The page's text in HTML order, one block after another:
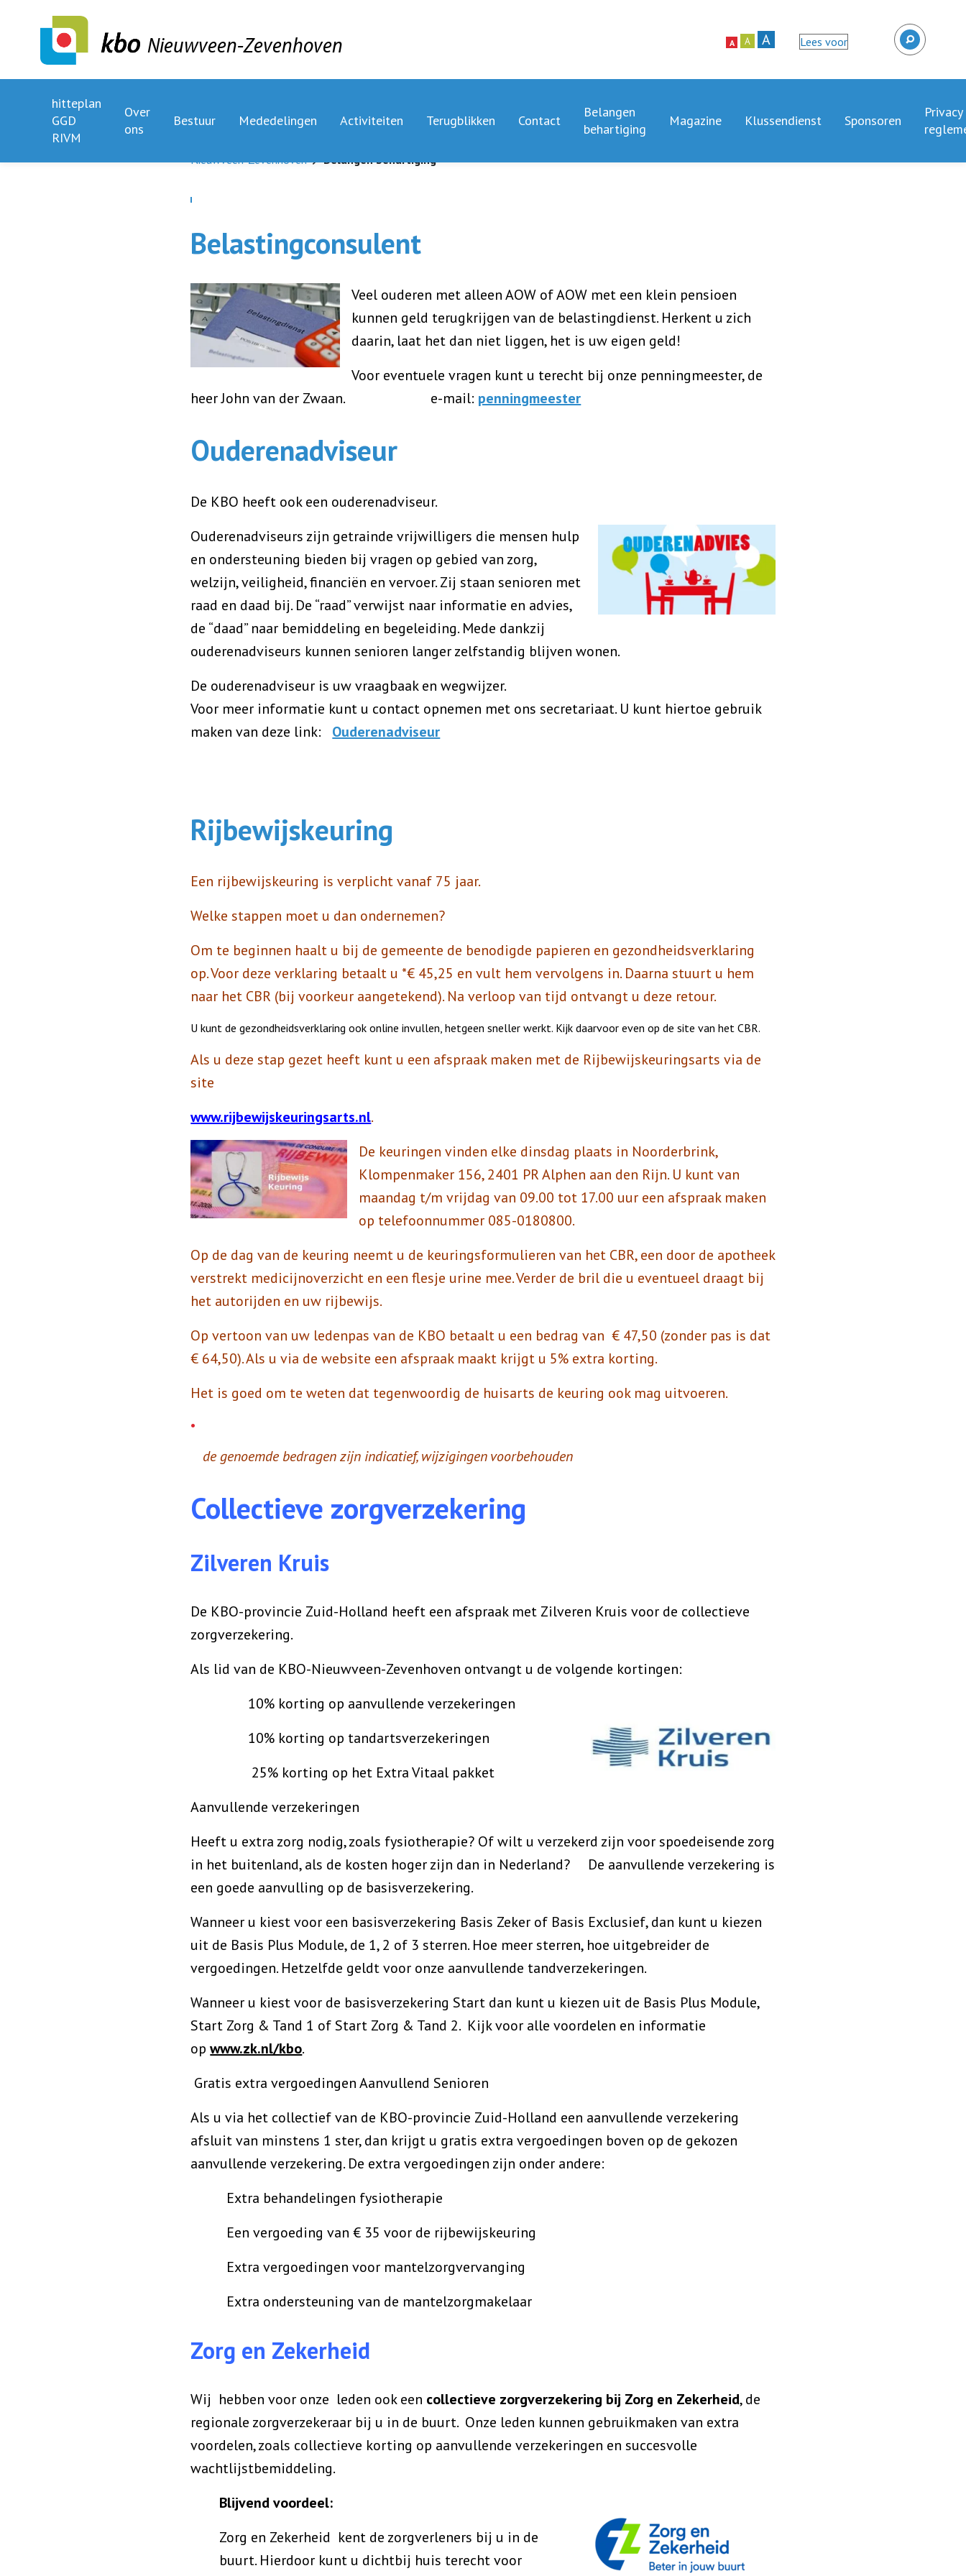
Nieuwveen-Zevenhoven A A A Lees voor
hitteplan
GGD
RIVM
Over
ons
Bestuur Mededelingen Activiteiten Terugblikken Contact
Belangen
behartiging
Magazine Klussendienst Sponsoren
Privacy
Nieuwveen-Zevenhoven Belangen behartiging
Belastingconsulent
Veel ouderen met alleen AOW of AOW met een klein pensioen
kunnen geld terugkrijgen van de belastingdienst. Herkent u zich
daarin, laat het dan niet liggen, het is uw eigen geld!
Voor eventuele vragen kunt u terecht bij onze penningmeester, de
heer John van der Zwaan.
e-mail: penningmeester
Ouderenadviseur
De KBO heeft ook een ouderenadviseur.
Ouderenadviseurs zijn getrainde vrijwilligers die mensen hulp
en ondersteuning bieden bij vragen op gebied van zorg,
welzijn, veiligheid, financiën en vervoer. Zij staan senioren met
raad en daad bij. De “raad” verwijst naar informatie en advies,
de “daad” naar bemiddeling en begeleiding. Mede dankzij
ouderenadviseurs kunnen senioren langer zelfstandig blijven wonen.
De ouderenadviseur is uw vraagbaak en wegwijzer.
Voor meer informatie kunt u contact opnemen met ons secretariaat. U kunt hiertoe gebruik
maken van deze link:
Ouderenadviseur
Rijbewijskeuring
Een rijbewijskeuring is verplicht vanaf 75 jaar.
Welke stappen moet u dan ondernemen?
Om te beginnen haalt u bij de gemeente de benodigde papieren en gezondheidsverklaring
op. Voor deze verklaring betaalt u *€ 45,25 en vult hem vervolgens in. Daarna stuurt u hem
naar het CBR (bij voorkeur aangetekend). Na verloop van tijd ontvangt u deze retour.
U kunt de gezondheidsverklaring ook online invullen, hetgeen sneller werkt. Kijk daarvoor even op de site van het CBR.
Als u deze stap gezet heeft kunt u een afspraak maken met de Rijbewijskeuringsarts via de
site
www.rijbewijskeuringsarts.nl.
De keuringen vinden elke dinsdag plaats in Noorderbrink,
Klompenmaker 156, 2401 PR Alphen aan den Rijn. U kunt van
maandag t/m vrijdag van 09.00 tot 17.00 uur een afspraak maken
op telefoonnummer 085-0180800.
Op de dag van de keuring neemt u de keuringsformulieren van het CBR, een door de apotheek
verstrekt medicijnoverzicht en een flesje urine mee. Verder de bril die u eventueel draagt bij
het autorijden en uw rijbewijs.
Op vertoon van uw ledenpas van de KBO betaalt u een bedrag van € 47,50 (zonder pas is dat
€ 64,50). Als u via de website een afspraak maakt krijgt u 5% extra korting.
Het is goed om te weten dat tegenwoordig de huisarts de keuring ook mag uitvoeren.
de genoemde bedragen zijn indicatief, wijzigingen voorbehouden
Collectieve zorgverzekering
Zilveren Kruis
De KBO-provincie Zuid-Holland heeft een afspraak met Zilveren Kruis voor de collectieve
zorgverzekering.
Als lid van de KBO-Nieuwveen-Zevenhoven ontvangt u de volgende kortingen:
10% korting op aanvullende verzekeringen
10% korting op tandartsverzekeringen
25% korting op het Extra Vitaal pakket
Aanvullende verzekeringen
Heeft u extra zorg nodig, zoals fysiotherapie? Of wilt u verzekerd zijn voor spoedeisende zorg
in het buitenland, als de kosten hoger zijn dan in Nederland? De aanvullende verzekering is
een goede aanvulling op de basisverzekering.
Wanneer u kiest voor een basisverzekering Basis Zeker of Basis Exclusief, dan kunt u kiezen
uit de Basis Plus Module, de 1, 2 of 3 sterren. Hoe meer sterren, hoe uitgebreider de
vergoedingen. Hetzelfde geldt voor onze aanvullende tandverzekeringen.
Wanneer u kiest voor de basisverzekering Start dan kunt u kiezen uit de Basis Plus Module,
Start Zorg & Tand 1 of Start Zorg & Tand 2. Kijk voor alle voordelen en informatie
opwww.zk.nl/kbo.
Gratis extra vergoedingen Aanvullend Senioren
Als u via het collectief van de KBO-provincie Zuid-Holland een aanvullende verzekering
afsluit van minstens 1 ster, dan krijgt u gratis extra vergoedingen boven op de gekozen
aanvullende verzekering. De extra vergoedingen zijn onder andere:
Extra behandelingen fysiotherapie
Een vergoeding van € 35 voor de rijbewijskeuring
Extra vergoedingen voor mantelzorgvervanging
Extra ondersteuning van de mantelzorgmakelaar
Zorg en Zekerheid
Wij hebben voor onze leden ook een collectieve zorgverzekering bij Zorg en Zekerheid, de
regionale zorgverzekeraar bij u in de buurt. Onze leden kunnen gebruikmaken van extra
voordelen, zoals collectieve korting op aanvullende verzekeringen en succesvolle
wachtlijstbemiddeling.
Blijvend voordeel:
Zorg en Zekerheid kent de zorgverleners bij u in de
buurt. Hierdoor kunt u dichtbij huis terecht voor